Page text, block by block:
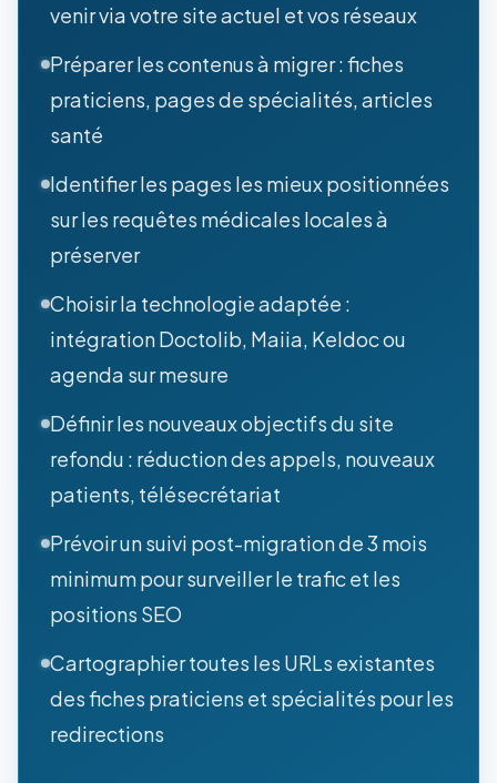
venir via votre site actuel et vos réseaux
Préparer les contenus à migrer : fiches
praticiens, pages de spécialités, articles
santé
Identifier les pages les mieux positionnées
sur les requêtes médicales locales à
préserver
Choisir la technologie adaptée :
intégration Doctolib, Maiia, Keldoc ou
agenda sur mesure
Définir les nouveaux objectifs du site
refondu : réduction des appels, nouveaux
patients, télésecrétariat
Prévoir un suivi post-migration de 3 mois
minimum pour surveiller le trafic et les
positions SEO
Cartographier toutes les URLs existantes
des fiches praticiens et spécialités pour les
redirections